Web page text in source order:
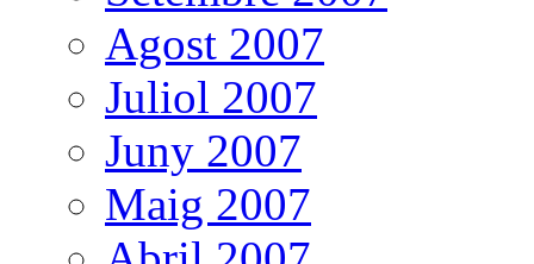
Agost 2007
Juliol 2007
Juny 2007
Maig 2007